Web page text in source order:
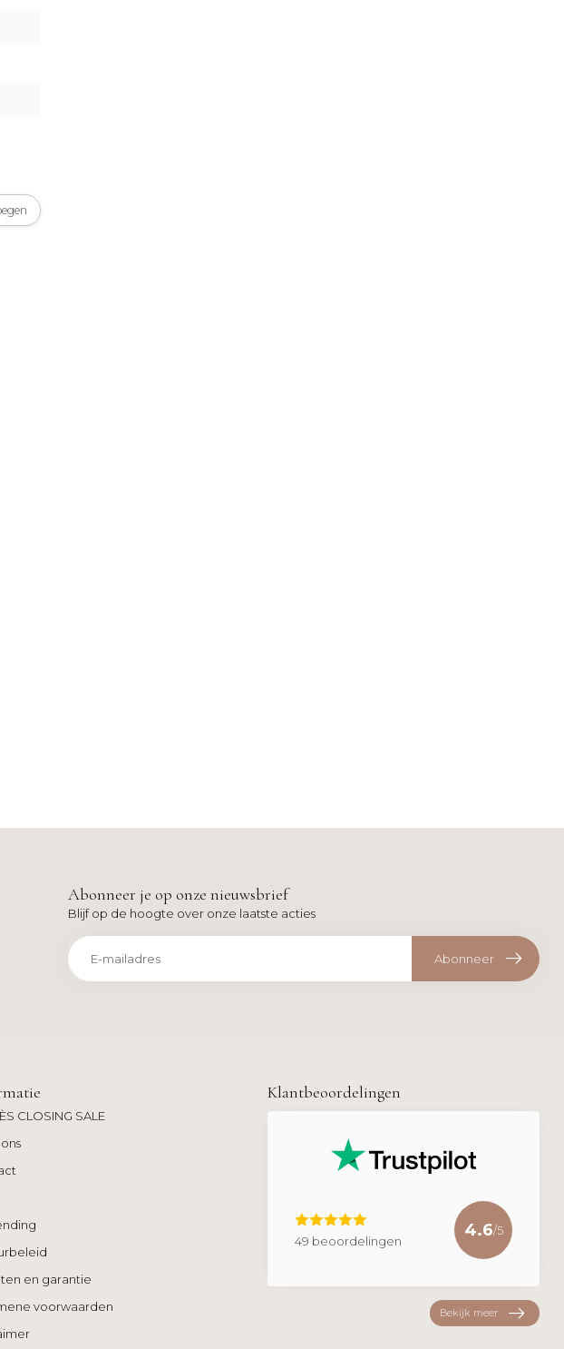
Abonneer je op onze nieuwsbrief
Blijf op de hoogte over onze laatste acties
Abonneer
CLOSING SALE
en garantie
voorwaarden
Klantbeoordelingen
49 beoordelingen
4.6/5
Bekijk meer